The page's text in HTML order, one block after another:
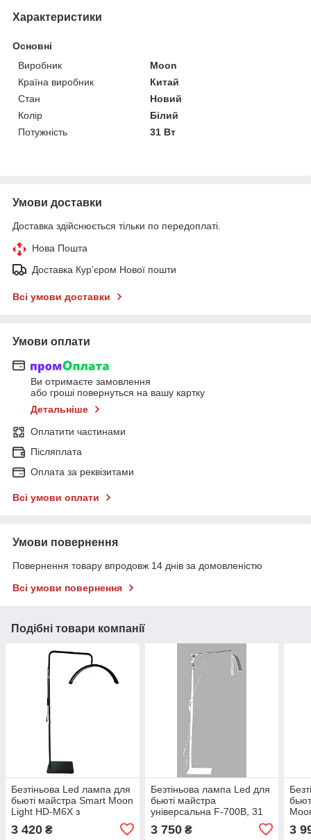
Характеристики
Основні
Виробник
Moon
Країна виробник
Китай
Стан
Новий
Колір
Білий
Потужність
31 Вт
Умови доставки
Доставка здійснюється тільки по передоплаті.
Нова Пошта
Доставка Курʼєром Нової пошти
Всі умови доставки
Умови оплати
Ви отримаєте замовлення
або гроші повернуться на вашу картку
Детальніше
Оплатити частинами
Післяплата
Оплата за реквізитами
Всі умови оплати
Умови повернення
Повернення товару впродовж 14 днів за домовленістю
Всі умови повернення
Подібні товари компанії
Безтіньова Led лампа для
бьюті майстра Smart Moon
Light HD-M6X з
можливістю живлення від
повербанку, 50 Вт, чорна
3 420 ₴
Безтіньова лампа Led для
бьюті майстра
універсальна F-700B, 31
3 750₴ 3